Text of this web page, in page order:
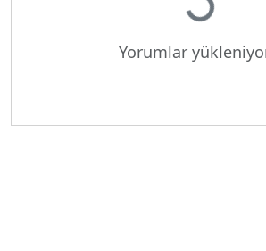
Yükleniyor...
Yorumlar